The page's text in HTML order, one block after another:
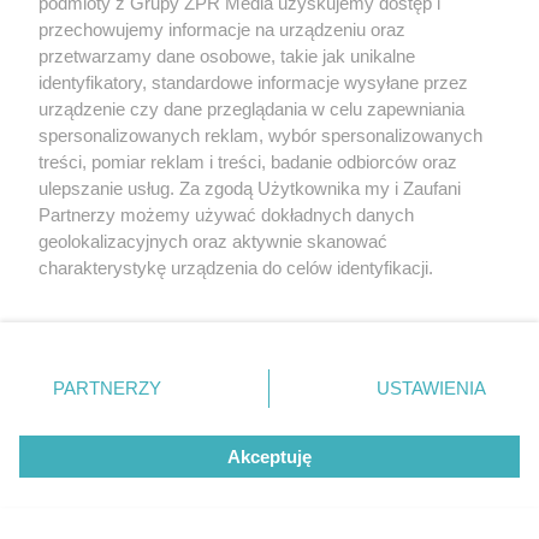
Polka zrewanżuje się za
ostatnią porażkę?
Abramczyk Polonia
Bydgoszcz rozgromiła
przechowujemy informacje na urządzeniu oraz
przetwarzamy dane osobowe, takie jak unikalne
identyfikatory, standardowe informacje wysyłane przez
urządzenie czy dane przeglądania w celu zapewniania
spersonalizowanych reklam, wybór spersonalizowanych
treści, pomiar reklam i treści, badanie odbiorców oraz
ulepszanie usług. Za zgodą Użytkownika my i Zaufani
Partnerzy możemy używać dokładnych danych
geolokalizacyjnych oraz aktywnie skanować
charakterystykę urządzenia do celów identyfikacji.
zmienić/wycofać klikając przycisk ustawień prywatności
znajdujący się w lewym dolnym rogu strony
rodzaje przetwarzania danych nie wymagają zgody
użytkownika, ale masz prawo sprzeciwić się takiemu
przetwarzaniu. Preferencje będą miały zastosowanie tylko
PARTNERZY USTAWIENIA
Akceptuję